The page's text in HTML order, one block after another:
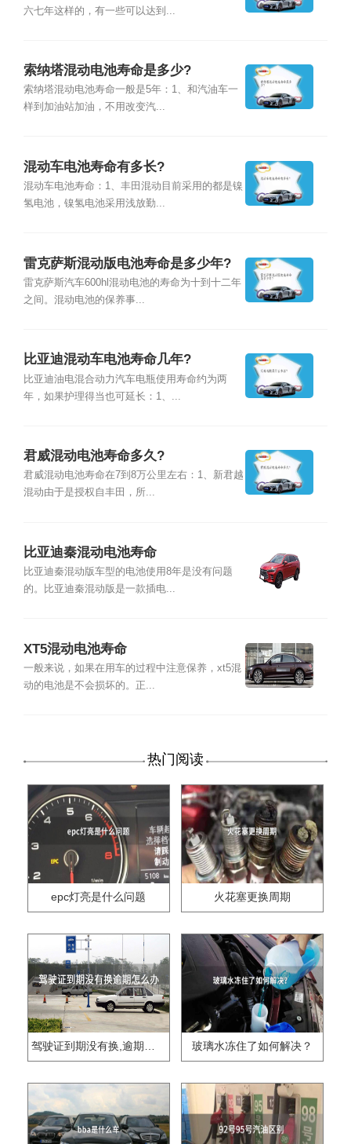
六七年这样的，有一些可以达到...
索纳塔混动电池寿命是多少?
索纳塔混动电池寿命一般是5年：1、和汽油车一
样到加油站加油，不用改变汽...
混动车电池寿命有多长?
混动车电池寿命：1、丰田混动目前采用的都是镍
氢电池，镍氢电池采用浅放勤...
雷克萨斯混动版电池寿命是多少年?
雷克萨斯汽车600hl混动电池的寿命为十到十二年
之间。混动电池的保养事...
比亚迪混动车电池寿命几年?
比亚迪油电混合动力汽车电瓶使用寿命约为两
年，如果护理得当也可延长：1、...
君威混动电池寿命多久?
君威混动电池寿命在7到8万公里左右：1、新君越
混动由于是授权自丰田，所...
比亚迪秦混动电池寿命
比亚迪秦混动版车型的电池使用8年是没有问题
的。比亚迪秦混动版是一款插电...
XT5混动电池寿命
一般来说，如果在用车的过程中注意保养，xt5混
动的电池是不会损坏的。正...
热门阅读
epc灯亮是什么问题 火花塞更换周期
驾驶证到期没有换,逾期怎么办?? 玻璃水冻住了如何解决？